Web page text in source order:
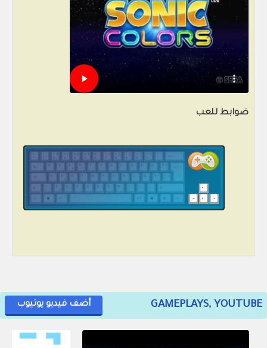
ضوابط للعب
GAMEPLAYS, YOUTUBE أضف فيديو يوتيوب